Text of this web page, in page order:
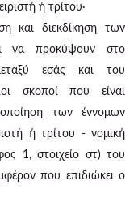
ή τρίτου·
και διεκδίκηση των
να προκύψουν στο
εσάς και του
σκοποί που είναι
των έννομων
ή τρίτου - νομική
1, στοιχείο στ) του
που επιδιώκει ο